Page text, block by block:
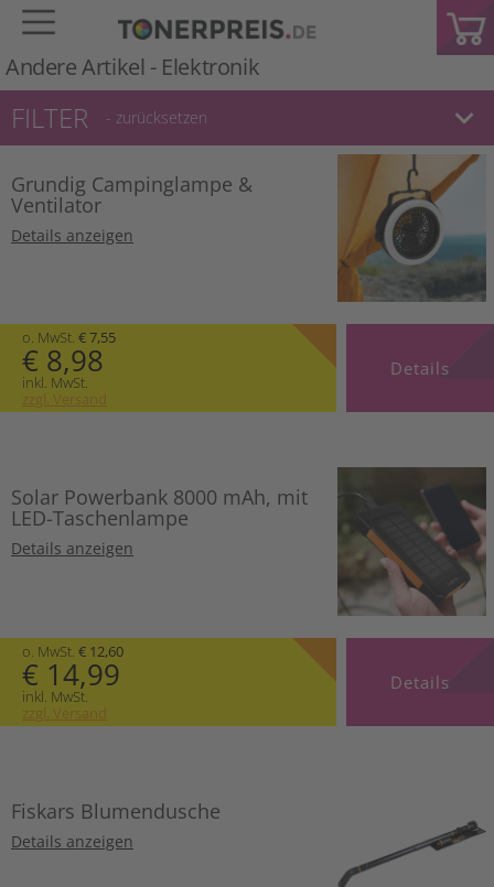
Andere Artikel - Elektronik
keyboard_arrow_down
FILTER - zurücksetzen
Grundig Campinglampe &
Ventilator
Details anzeigen
o. MwSt. € 7,55
€ 8,98
inkl. MwSt.
zzgl. Versand
Details
Solar Powerbank 8000 mAh, mit
LED-Taschenlampe
Details anzeigen
o. MwSt. € 12,60
€ 14,99
inkl. MwSt.
zzgl. Versand
Details
Fiskars Blumendusche
Details anzeigen